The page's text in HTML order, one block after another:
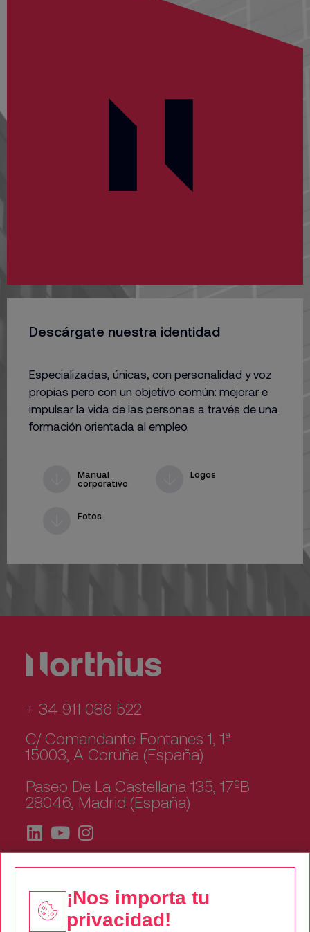
Descárgate nuestra identidad
Especializadas, únicas, con personalidad y voz
propias pero con un objetivo común: mejorar e
impulsar la vida de las personas a través de una
formación orientada al empleo.
Manual
corporativo
Logos
Fotos
+ 34 911 086 522
C/ Comandante Fontanes 1, 1ª
15003, A Coruña (España)
Paseo De La Castellana 135, 17ºB
28046, Madrid (España)
¡Nos importa tu
privacidad!